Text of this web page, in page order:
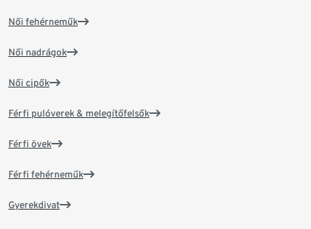
Női fehérneműk
Női nadrágok
Női cipők
Férfi pulóverek & melegítőfelsők
Férfi övek
Férfi fehérneműk
Gyerekdivat